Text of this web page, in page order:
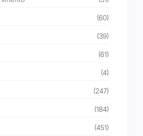
(60)
(39)
(61)
(4)
(247)
(184)
(451)